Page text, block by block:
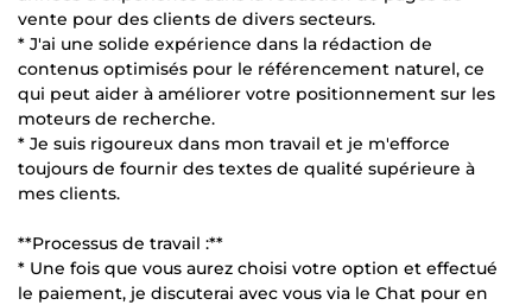
vente pour des clients de divers secteurs.
* J'ai une solide expérience dans la rédaction de
contenus optimisés pour le référencement naturel, ce
qui peut aider à améliorer votre positionnement sur les
moteurs de recherche.
* Je suis rigoureux dans mon travail et je m'efforce
toujours de fournir des textes de qualité supérieure à
mes clients.
**Processus de travail :**
* Une fois que vous aurez choisi votre option et effectué
le paiement, je discuterai avec vous via le Chat pour en